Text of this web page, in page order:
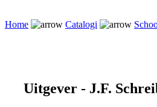
Home Catalogi
Uitgever - J.F.